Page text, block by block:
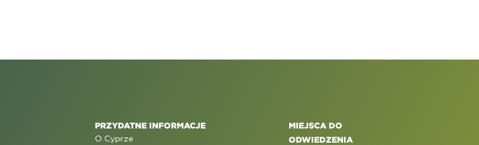
PRZYDATNE INFORMACJE
O Cyprze
MIEJSCA DO
ODWIEDZENIA